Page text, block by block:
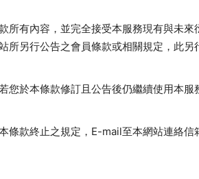
有內容，並完全接受本服務現有與未來
另行公告之會員條款或相關規定，此另
於本條款修訂且公告後仍繼續使用本服
條款終止之規定，E-mail至本網站連絡信